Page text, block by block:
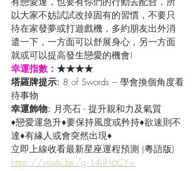
以大家不妨試試改掉固有的習慣，不要只
待在家發夢或打遊戲機，多約朋友出外消
遣一下，一方面可以舒展身心，另一方面
就或可以提高發生戀愛的機會!
幸運指數： ★★★★
塔羅牌提示: 8 of Swords – 學會換個角度看
待事物
幸運飾物: 月亮石 - 提升親和力及氣質
♦戀愛運急升♦要保持風度或矜持♦欲速則不
達♦有緣人或會突然出現♦
立即上線收看最新星座運程預測 (粵語版)
https://youtu.be/g_L4LlH6CYw